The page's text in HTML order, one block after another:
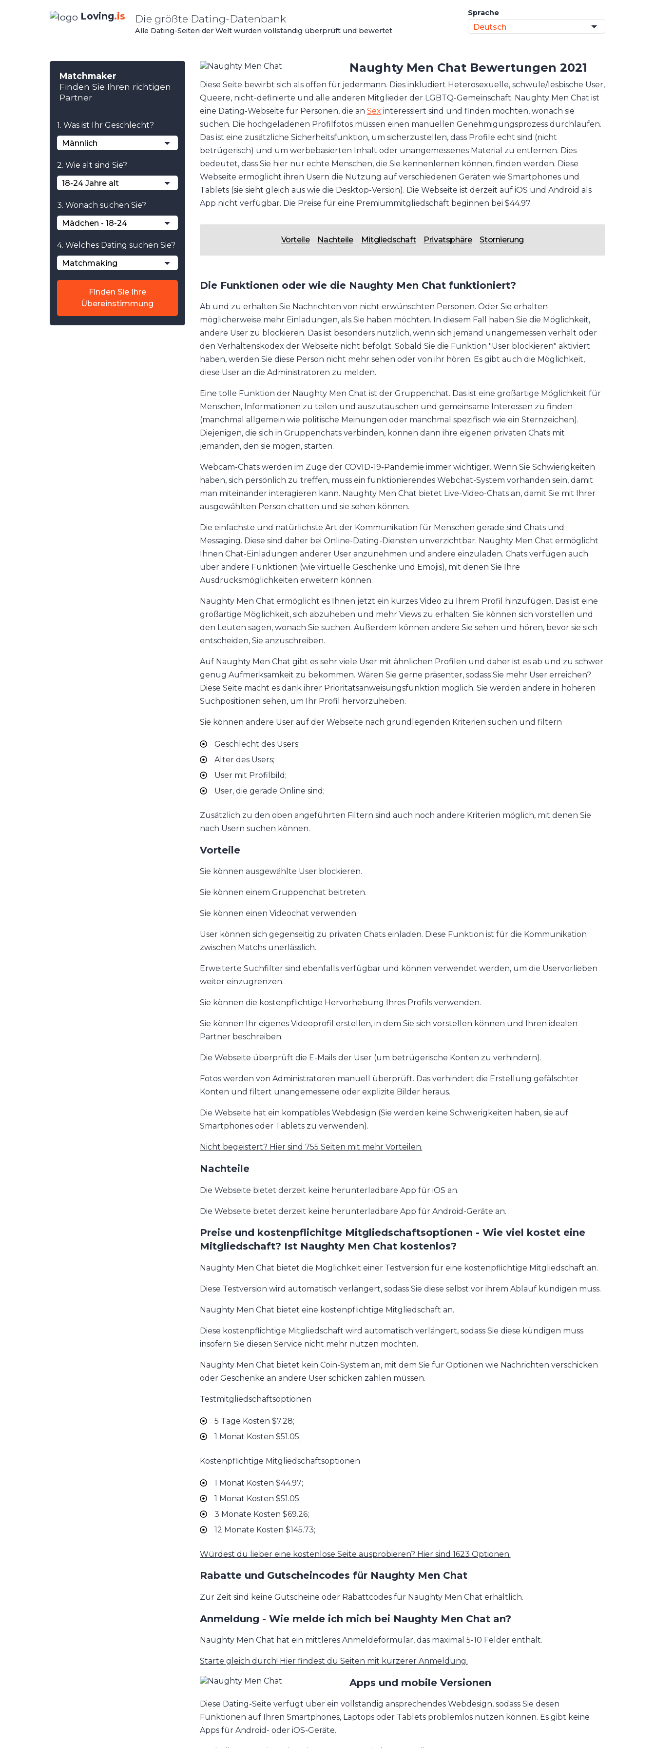
Loving.is Die größte Dating-Datenbank
Alle Dating-Seiten der Welt wurden vollständig überprüft und bewertet
Sprache
Deutsch
Matchmaker
Finden Sie Ihren richtigen
Partner
1. Was ist Ihr Geschlecht?
Männlich
2. Wie alt sind Sie?
18-24 Jahre alt
3. Wonach suchen Sie?
Mädchen - 18-24
4. Welches Dating suchen Sie?
Matchmaking
Finden Sie Ihre
Übereinstimmung
Naughty Men Chat Bewertungen 2021
Diese Seite bewirbt sich als offen für jedermann. Dies inkludiert Heterosexuelle, schwule/lesbische User,
Queere, nicht-definierte und alle anderen Mitglieder der LGBTQ-Gemeinschaft. Naughty Men Chat ist
eine Dating-Webseite für Personen, die an Sex interessiert sind und finden möchten, wonach sie
suchen. Die hochgeladenen Profilfotos müssen einen manuellen Genehmigungsprozess durchlaufen.
Das ist eine zusätzliche Sicherheitsfunktion, um sicherzustellen, dass Profile echt sind (nicht
betrügerisch) und um werbebasierten Inhalt oder unangemessenes Material zu entfernen. Dies
bedeutet, dass Sie hier nur echte Menschen, die Sie kennenlernen können, finden werden. Diese
Webseite ermöglicht ihren Usern die Nutzung auf verschiedenen Geräten wie Smartphones und
Tablets (sie sieht gleich aus wie die Desktop-Version). Die Webseite ist derzeit auf iOS und Android als
App nicht verfügbar. Die Preise für eine Premiummitgliedschaft beginnen bei $44.97.
Vorteile Nachteile Mitgliedschaft Privatsphäre Stornierung
Die Funktionen oder wie die Naughty Men Chat funktioniert?
Ab und zu erhalten Sie Nachrichten von nicht erwünschten Personen. Oder Sie erhalten
möglicherweise mehr Einladungen, als Sie haben möchten. In diesem Fall haben Sie die Möglichkeit,
andere User zu blockieren. Das ist besonders nützlich, wenn sich jemand unangemessen verhält oder
den Verhaltenskodex der Webseite nicht befolgt. Sobald Sie die Funktion "User blockieren" aktiviert
haben, werden Sie diese Person nicht mehr sehen oder von ihr hören. Es gibt auch die Möglichkeit,
diese User an die Administratoren zu melden.
Eine tolle Funktion der Naughty Men Chat ist der Gruppenchat. Das ist eine großartige Möglichkeit für
Menschen, Informationen zu teilen und auszutauschen und gemeinsame Interessen zu finden
(manchmal allgemein wie politische Meinungen oder manchmal spezifisch wie ein Sternzeichen).
Diejenigen, die sich in Gruppenchats verbinden, können dann ihre eigenen privaten Chats mit
jemanden, den sie mögen, starten.
Webcam-Chats werden im Zuge der COVID-19-Pandemie immer wichtiger. Wenn Sie Schwierigkeiten
haben, sich persönlich zu treffen, muss ein funktionierendes Webchat-System vorhanden sein, damit
man miteinander interagieren kann. Naughty Men Chat bietet Live-Video-Chats an, damit Sie mit Ihrer
ausgewählten Person chatten und sie sehen können.
Die einfachste und natürlichste Art der Kommunikation für Menschen gerade sind Chats und
Messaging. Diese sind daher bei Online-Dating-Diensten unverzichtbar. Naughty Men Chat ermöglicht
Ihnen Chat-Einladungen anderer User anzunehmen und andere einzuladen. Chats verfügen auch
über andere Funktionen (wie virtuelle Geschenke und Emojis), mit denen Sie Ihre
Ausdrucksmöglichkeiten erweitern können.
Naughty Men Chat ermöglicht es Ihnen jetzt ein kurzes Video zu Ihrem Profil hinzufügen. Das ist eine
großartige Möglichkeit, sich abzuheben und mehr Views zu erhalten. Sie können sich vorstellen und
den Leuten sagen, wonach Sie suchen. Außerdem können andere Sie sehen und hören, bevor sie sich
entscheiden, Sie anzuschreiben.
Auf Naughty Men Chat gibt es sehr viele User mit ähnlichen Profilen und daher ist es ab und zu schwer
genug Aufmerksamkeit zu bekommen. Wären Sie gerne präsenter, sodass Sie mehr User erreichen?
Diese Seite macht es dank ihrer Prioritätsanweisungsfunktion möglich. Sie werden andere in höheren
Suchpositionen sehen, um Ihr Profil hervorzuheben.
Sie können andere User auf der Webseite nach grundlegenden Kriterien suchen und filtern
Geschlecht des Users;
Alter des Users;
User mit Profilbild;
User, die gerade Online sind;
Zusätzlich zu den oben angeführten Filtern sind auch noch andere Kriterien möglich, mit denen Sie
nach Usern suchen können.
Vorteile
Sie können ausgewählte User blockieren.
Sie können einem Gruppenchat beitreten.
Sie können einen Videochat verwenden.
User können sich gegenseitig zu privaten Chats einladen. Diese Funktion ist für die Kommunikation
zwischen Matchs unerlässlich.
Erweiterte Suchfilter sind ebenfalls verfügbar und können verwendet werden, um die Uservorlieben
weiter einzugrenzen.
Sie können die kostenpflichtige Hervorhebung Ihres Profils verwenden.
Sie können Ihr eigenes Videoprofil erstellen, in dem Sie sich vorstellen können und Ihren idealen
Partner beschreiben.
Die Webseite überprüft die E-Mails der User (um betrügerische Konten zu verhindern).
Fotos werden von Administratoren manuell überprüft. Das verhindert die Erstellung gefälschter
Konten und filtert unangemessene oder explizite Bilder heraus.
Die Webseite hat ein kompatibles Webdesign (Sie werden keine Schwierigkeiten haben, sie auf
Smartphones oder Tablets zu verwenden).
Nicht begeistert? Hier sind 755 Seiten mit mehr Vorteilen.
Nachteile
Die Webseite bietet derzeit keine herunterladbare App für iOS an.
Die Webseite bietet derzeit keine herunterladbare App für Android-Geräte an.
Preise und kostenpflichitge Mitgliedschaftsoptionen - Wie viel kostet eine
Mitgliedschaft? Ist Naughty Men Chat kostenlos?
Naughty Men Chat bietet die Möglichkeit einer Testversion für eine kostenpflichtige Mitgliedschaft an.
Diese Testversion wird automatisch verlängert, sodass Sie diese selbst vor ihrem Ablauf kündigen muss.
Naughty Men Chat bietet eine kostenpflichtige Mitgliedschaft an.
Diese kostenpflichtige Mitgliedschaft wird automatisch verlängert, sodass Sie diese kündigen muss
insofern Sie diesen Service nicht mehr nutzen möchten.
Naughty Men Chat bietet kein Coin-System an, mit dem Sie für Optionen wie Nachrichten verschicken
oder Geschenke an andere User schicken zahlen müssen.
Testmitgliedschaftsoptionen
5 Tage Kosten $7.28;
1 Monat Kosten $51.05;
Kostenpflichtige Mitgliedschaftsoptionen
1 Monat Kosten $44.97;
1 Monat Kosten $51.05;
3 Monate Kosten $69.26;
12 Monate Kosten $145.73;
Würdest du lieber eine kostenlose Seite ausprobieren? Hier sind 1623 Optionen.
Rabatte und Gutscheincodes für Naughty Men Chat
Zur Zeit sind keine Gutscheine oder Rabattcodes für Naughty Men Chat erhältlich.
Anmeldung - Wie melde ich mich bei Naughty Men Chat an?
Naughty Men Chat hat ein mittleres Anmeldeformular, das maximal 5-10 Felder enthält.
Starte gleich durch! Hier findest du Seiten mit kürzerer Anmeldung.
Apps und mobile Versionen
Diese Dating-Seite verfügt über ein vollständig ansprechendes Webdesign, sodass Sie desen
Funktionen auf Ihren Smartphones, Laptops oder Tablets problemlos nutzen können. Es gibt keine
Apps für Android- oder iOS-Geräte.